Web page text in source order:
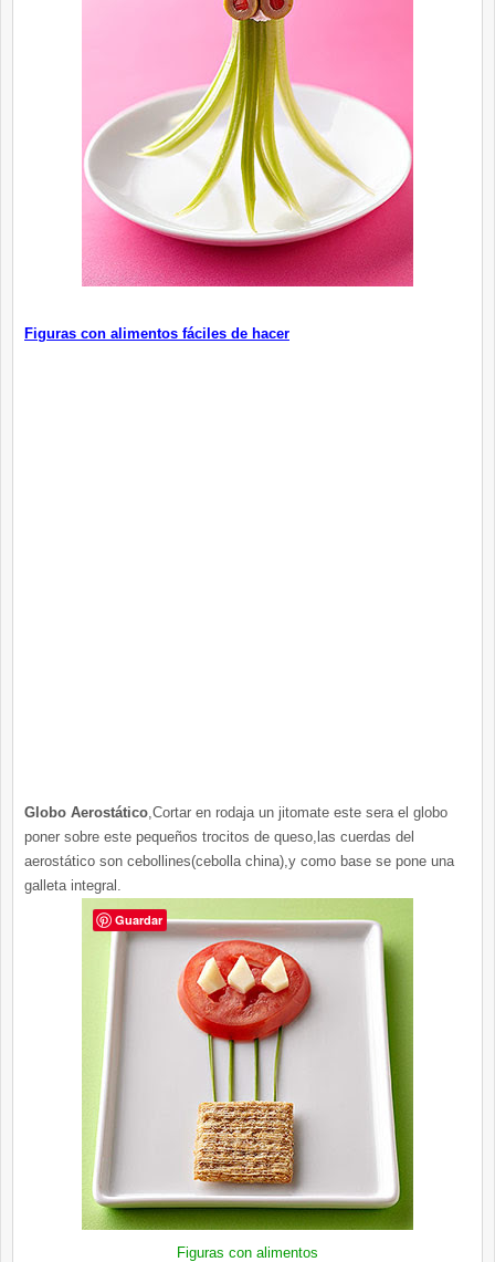
Figuras con alimentos fáciles de hacer
Globo Aerostático ,Cortar en rodaja un jitomate este sera el globo
poner sobre este pequeños trocitos de queso,las cuerdas del
aerostático son cebollines(cebolla china),y como base se pone una
galleta integral.
Figuras con alimentos
Guardar